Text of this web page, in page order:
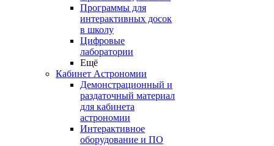
Программы для
интерактивных досок
в школу
Цифровые
лаборатории
Ещё
Кабинет Астрономии
Демонстрационный и
раздаточный материал
для кабинета
астрономии
Интерактивное
оборудование и ПО